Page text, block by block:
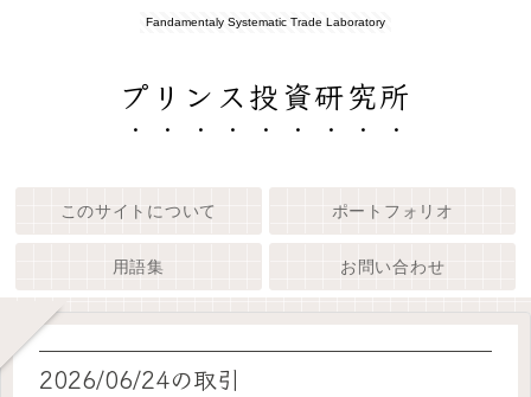
Fandamentaly Systematic Trade Laboratory
プリンス投資研究所
このサイトについて ポートフォリオ
用語集 お問い合わせ
2026/06/24の取引